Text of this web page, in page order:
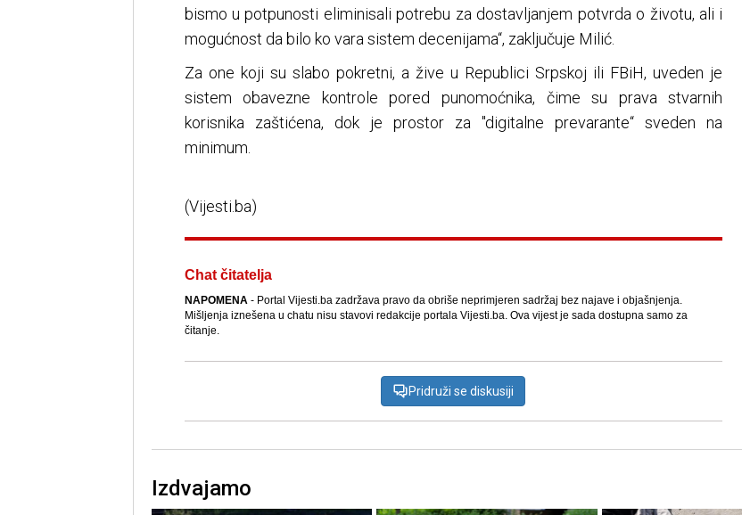
bismo u potpunosti eliminisali potrebu za dostavljanjem potvrda o životu, ali i
mogućnost da bilo ko vara sistem decenijama“, zaključuje Milić.
Za one koji su slabo pokretni, a žive u Republici Srpskoj ili FBiH, uveden je
sistem obavezne kontrole pored punomoćnika, čime su prava stvarnih
korisnika zaštićena, dok je prostor za "digitalne prevarante“ sveden na
minimum.
(Vijesti.ba)
Chat čitatelja
NAPOMENA- Portal Vijesti.ba zadržava pravo da obriše neprimjeren sadržaj bez najave i objašnjenja.
Mišljenja iznešena u chatu nisu stavovi redakcije portala Vijesti.ba. Ova vijest je sada dostupna samo za
čitanje.
Pridruži se diskusiji
Izdvajamo